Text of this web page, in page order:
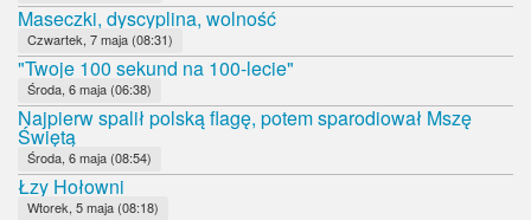
Maseczki, dyscyplina, wolność
Czwartek, 7 maja (08:31)
"Twoje 100 sekund na 100-lecie"
Środa, 6 maja (06:38)
Najpierw spalił polską flagę, potem sparodiował Mszę
Świętą
Środa, 6 maja (08:54)
Łzy Hołowni
Wtorek, 5 maja (08:18)